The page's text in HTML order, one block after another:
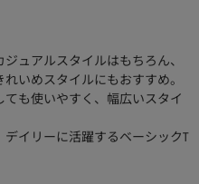
ュアルスタイルはもちろん、
いめスタイルにもおすすめ。
も使いやすく、幅広いスタイ
イリーに活躍するベーシックT